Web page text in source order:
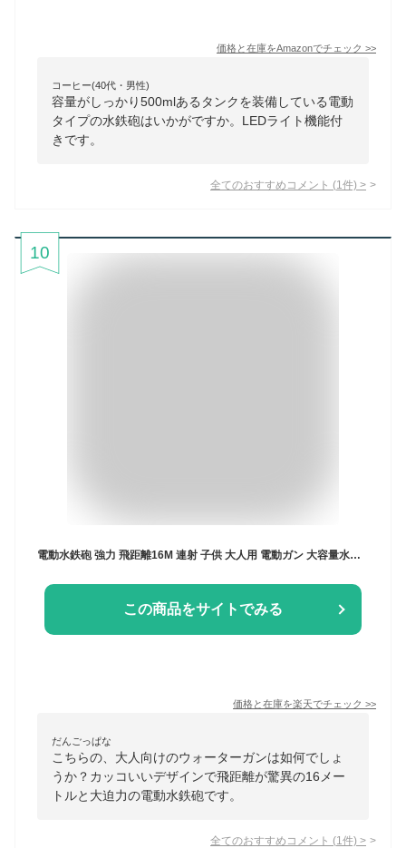
価格と在庫をAmazonでチェック >>
コーヒー(40代・男性)
容量がしっかり500mlあるタンクを装備している電動
タイプの水鉄砲はいかがですか。LEDライト機能付
きです。
全てのおすすめコメント (1 件) >
10
電動水鉄砲 強力 飛距離16M 連射 子供 大人用 電動ガン 大容量水タンク 男の子 おもちゃ プール ビーチ 海水浴 水遊びグッズ アウトドア 夏祭り カッコいい ウォーターガン おもちゃ キッズ ジュニア 8歳 9歳 10歳 11歳 12歳 贈り物 子供の日 ギフト こどもの日 プレゼント
この商品をサイトでみる
価格と在庫を楽天でチェック >>
だんごっぱな
こちらの、大人向けのウォーターガンは如何でしょ
うか？カッコいいデザインで飛距離が驚異の16メー
トルと大迫力の電動水鉄砲です。
全てのおすすめコメント (1 件) >